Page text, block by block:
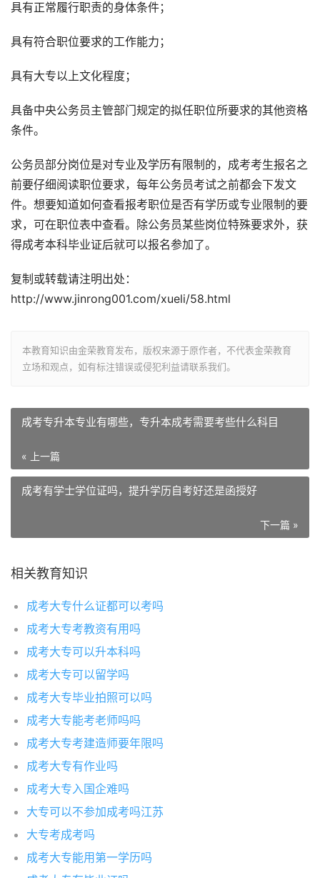
具有正常履行职责的身体条件；
具有符合职位要求的工作能力；
具有大专以上文化程度；
具备中央公务员主管部门规定的拟任职位所要求的其他资格
条件。
公务员部分岗位是对专业及学历有限制的，成考考生报名之
前要仔细阅读职位要求，每年公务员考试之前都会下发文
件。想要知道如何查看报考职位是否有学历或专业限制的要
求，可在职位表中查看。除公务员某些岗位特殊要求外，获
得成考本科毕业证后就可以报名参加了。
复制或转载请注明出处：
http://www.jinrong001.com/xueli/58.html
本教育知识由金荣教育发布，版权来源于原作者，不代表金荣教育
立场和观点，如有标注错误或侵犯利益请联系我们。
成考专升本专业有哪些，专升本成考需要考些什么科目
« 上一篇
成考有学士学位证吗，提升学历自考好还是函授好
下一篇 »
相关教育知识
成考大专什么证都可以考吗
成考大专考教资有用吗
成考大专可以升本科吗
成考大专可以留学吗
成考大专毕业拍照可以吗
成考大专能考老师吗吗
成考大专考建造师要年限吗
成考大专有作业吗
成考大专入国企难吗
大专可以不参加成考吗江苏
大专考成考吗
成考大专能用第一学历吗